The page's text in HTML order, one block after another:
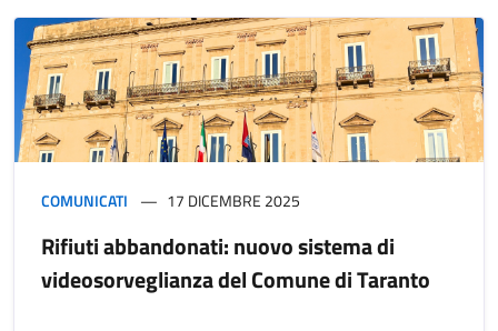
COMUNICATI 17 DICEMBRE 2025
Rifiuti abbandonati: nuovo sistema di
videosorveglianza del Comune di Taranto